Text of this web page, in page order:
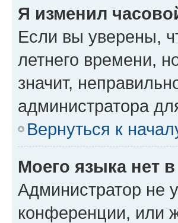
Я изменил
Если вы уверены,
летнего времени,
значит,
администратора
Вернуться к
Моего языка нет
Администратор не
конференции, или